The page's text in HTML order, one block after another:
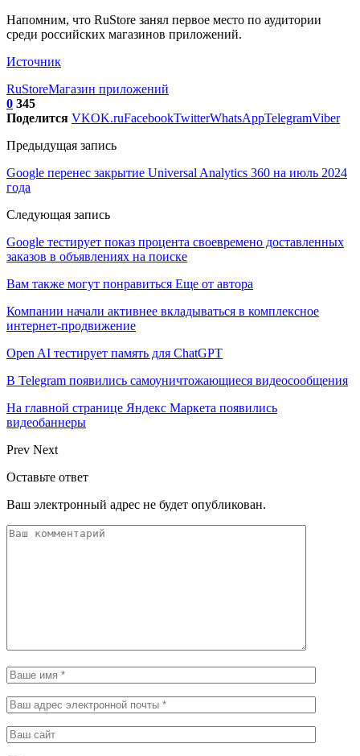
Напомним, что RuStore занял первое место по аудитории
среди российских магазинов приложений.
Источник
RuStoreМагазин приложений
0 345
Поделится VKOK.ruFacebookTwitterWhatsAppTelegramViber
Предыдущая запись
Google перенес закрытие Universal Analytics 360 на июль 2024
года
Следующая запись
Google тестирует показ процента своевремено доставленных
заказов в объявлениях на поиске
Вам также могут понравиться Еще от автора
Компании начали активнее вкладываться в комплексное
интернет-продвижение
Open AI тестирует память для ChatGPT
В Telegram появились самоуничтожающиеся видеосообщения
На главной странице Яндекс Маркета появились
видеобаннеры
Prev Next
Оставьте ответ
Ваш электронный адрес не будет опубликован.